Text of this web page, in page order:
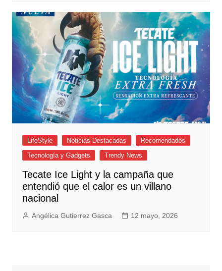
LifeStyle Noticias Destacadas
Recomendados
Tecnología y Gadgets
Trendy News
Tecate Ice Light y la campaña que
entendió que el calor es un villano
nacional
Angélica Gutierrez Gasca 12 mayo, 2026